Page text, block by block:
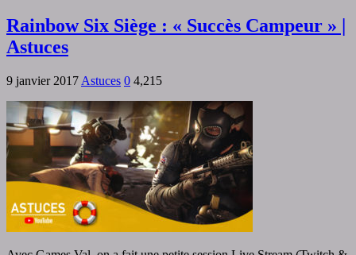
Rainbow Six Siège : « Succès Campeur » |
Astuces
9 janvier 2017 Astuces 0 4,215